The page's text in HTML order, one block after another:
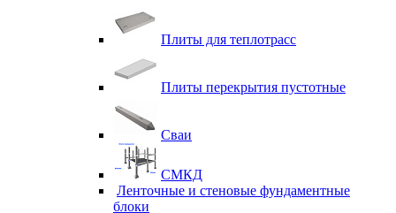
Плиты для теплотрасс
Плиты перекрытия пустотные
Сваи
СМКД
Ленточные и стеновые фундаментные
блоки